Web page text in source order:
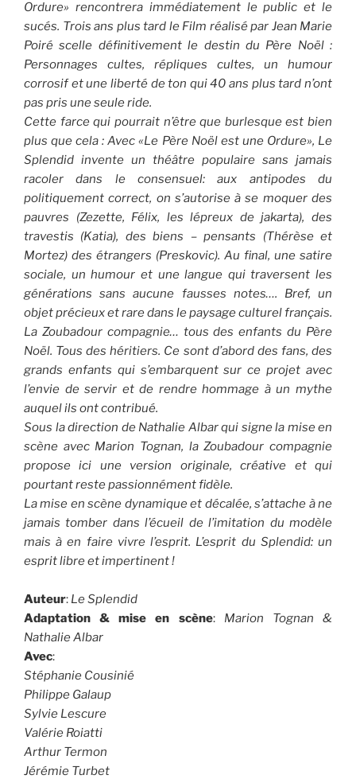
Ordure» rencontrera immédiatement le public et le
sucés. Trois ans plus tard le Film réalisé par Jean Marie
Poiré scelle définitivement le destin du Père Noël :
Personnages cultes, répliques cultes, un humour
corrosif et une liberté de ton qui 40 ans plus tard n’ont
pas pris une seule ride.
Cette farce qui pourrait n’être que burlesque est bien
plus que cela : Avec «Le Père Noël est une Ordure», Le
Splendid invente un théâtre populaire sans jamais
racoler dans le consensuel: aux antipodes du
politiquement correct, on s’autorise à se moquer des
pauvres (Zezette, Félix, les lépreux de jakarta), des
travestis (Katia), des biens – pensants (Thérèse et
Mortez) des étrangers (Preskovic). Au final, une satire
sociale, un humour et une langue qui traversent les
générations sans aucune fausses notes…. Bref, un
objet précieux et rare dans le paysage culturel français.
La Zoubadour compagnie… tous des enfants du Père
Noël. Tous des héritiers. Ce sont d’abord des fans, des
grands enfants qui s’embarquent sur ce projet avec
l’envie de servir et de rendrehommage à un mythe
auquel ils ont contribué.
Sous la direction de Nathalie Albar qui signe la mise en
scène avec Marion Tognan, la Zoubadour compagnie
propose ici une version originale, créative et qui
pourtant reste passionnément fidèle.
La mise en scène dynamique et décalée,s’attache à ne
jamais tomber dans l’écueil de l’imitation du modèle
mais à en faire vivre l’esprit. L’esprit du Splendid: un
esprit libre et impertinent !
Auteur: Le Splendid
Adaptation & mise en scène: Marion Tognan &
Nathalie Albar
Avec:
Stéphanie Cousinié
Philippe Galaup
Sylvie Lescure
Valérie Roiatti
Arthur Termon
Jérémie Turbet